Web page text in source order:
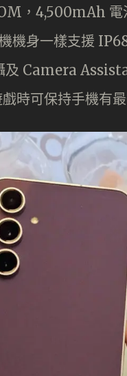
，4,500mAh 電
身一樣支援
Camera
時可保持手機有最